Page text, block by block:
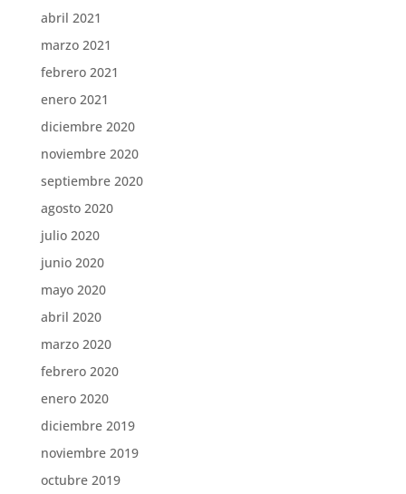
abril 2021
marzo 2021
febrero 2021
enero 2021
diciembre 2020
noviembre 2020
septiembre 2020
agosto 2020
julio 2020
junio 2020
mayo 2020
abril 2020
marzo 2020
febrero 2020
enero 2020
diciembre 2019
noviembre 2019
octubre 2019